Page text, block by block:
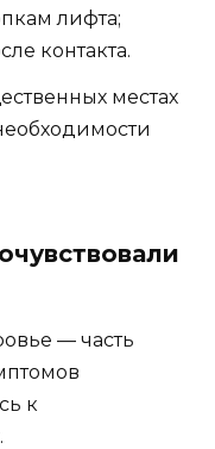
лифта;
контакта.
местах
— часть
к